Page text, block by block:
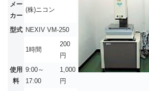
メー
カー
(株)ニコン
型式 NEXIV VM-250
使用
料
1時間
200
円
9:00～
17:00
1,000
円